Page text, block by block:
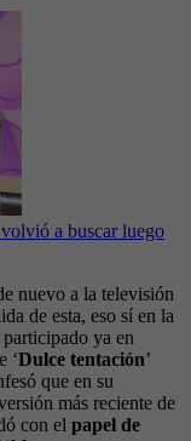
a buscar luego
nuevo a la televisión
de esta, eso sí en la
ya en
‘Dulce tentación’
que en su
más reciente de
con el papel de